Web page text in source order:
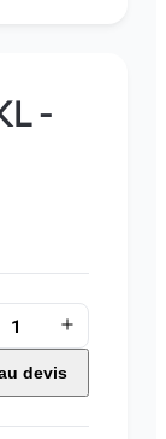
-
devis